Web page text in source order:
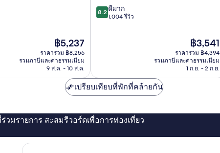
ราคา
ปัจจุบัน
คือ
฿5,237
฿5,237
ราคารวม ฿8,256
รวมภาษีและค่าธรรมเนียม
9 ส.ค. - 10 ส.ค.
8.2
จาก
8.2 ดีมาก
1,004 รีวิว
ราคา
ปัจจุบัน
คือ
฿3,541
฿3,541
ราคารวม ฿4,394
รวมภาษีและค่าธรรมเนียม
1 ก.ย. - 2 ก.ย.
เปรียบเทียบที่พักที่คล้ายกัน
มรายการ สะสมรีวอร์ดเพื่อการท่องเที่ยว